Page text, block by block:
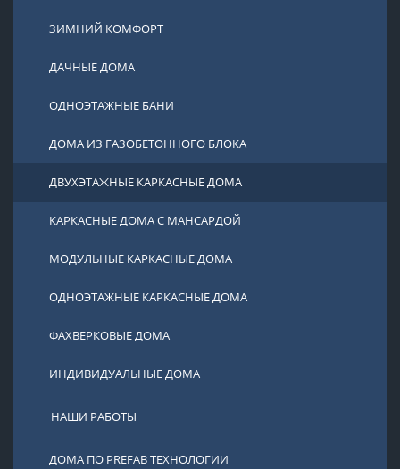
ЗИМНИЙ КОМФОРТ
ДАЧНЫЕ ДОМА
ОДНОЭТАЖНЫЕ БАНИ
ДОМА ИЗ ГАЗОБЕТОННОГО БЛОКА
ДВУХЭТАЖНЫЕ КАРКАСНЫЕ ДОМА
КАРКАСНЫЕ ДОМА С МАНСАРДОЙ
МОДУЛЬНЫЕ КАРКАСНЫЕ ДОМА
ОДНОЭТАЖНЫЕ КАРКАСНЫЕ ДОМА
ФАХВЕРКОВЫЕ ДОМА
ИНДИВИДУАЛЬНЫЕ ДОМА
НАШИ РАБОТЫ
ДОМА ПО PREFAB ТЕХНОЛОГИИ